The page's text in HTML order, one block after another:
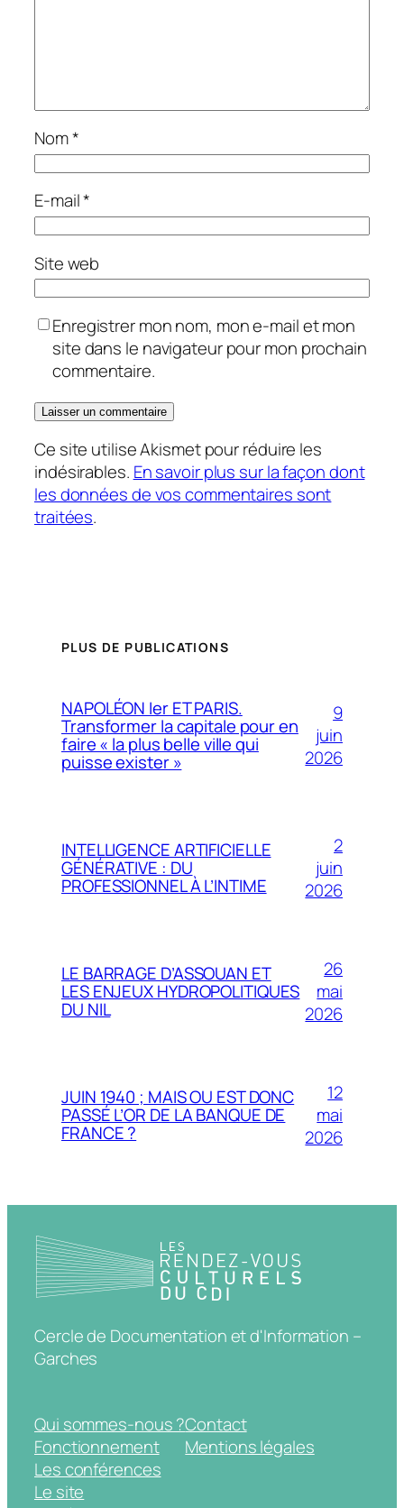
Nom*
E-mail*
Site web
Enregistrer mon nom, mon e-mail et mon
site dans le navigateur pour mon prochain
commentaire.
Ce site utilise Akismet pour réduire les
indésirables. En savoir plus sur la façon dont
les données de vos commentaires sont
traitées.
PLUS DE PUBLICATIONS
NAPOLÉON Ier ET PARIS.
Transformer la capitale pour en
faire « la plus belle ville qui
puisse exister »
9
juin
2026
INTELLIGENCE ARTIFICIELLE
GÉNÉRATIVE : DU
PROFESSIONNEL À L’INTIME
2
juin
2026
LE BARRAGE D’ASSOUAN ET
LES ENJEUX HYDROPOLITIQUES
DU NIL
26
mai
2026
JUIN 1940 ; MAIS OU EST DONC
PASSÉ L’OR DE LA BANQUE DE
FRANCE ?
12
mai
2026
Cercle de Documentation et d'Information –
Garches
Qui sommes-nous ?
Fonctionnement
Les conférences
Le site
Contact
Mentions légales